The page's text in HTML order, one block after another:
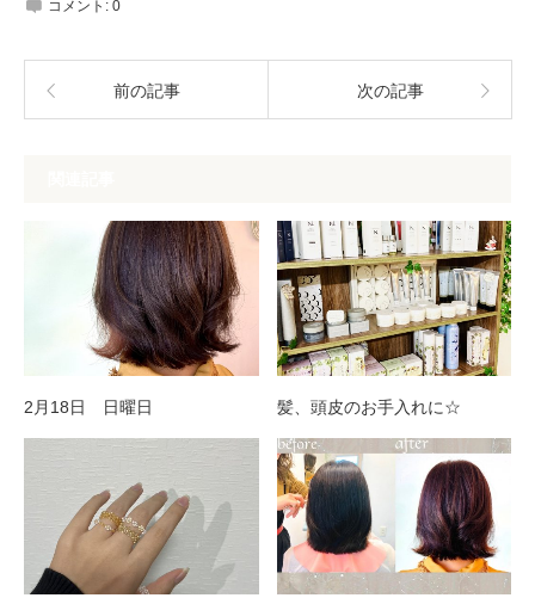
コメント: 0
前の記事 次の記事
2月18日 日曜日 髪、頭皮のお手入れに☆